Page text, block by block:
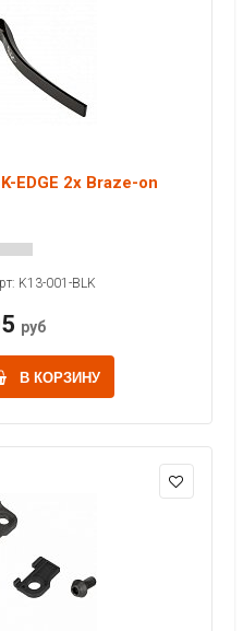
EDGE 2x Braze-on
K13-001-BLK
руб
В КОРЗИНУ